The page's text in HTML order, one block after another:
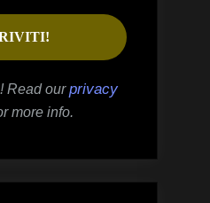
Read ourprivacy
more info.